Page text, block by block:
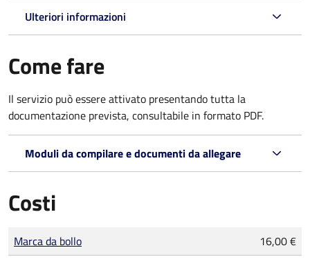
Ulteriori informazioni
Come fare
Il servizio può essere attivato presentando tutta la
documentazione prevista, consultabile in formato PDF.
Moduli da compilare e documenti da allegare
Costi
Tipo di pagamento
Importo
Marca da bollo 16,00 €